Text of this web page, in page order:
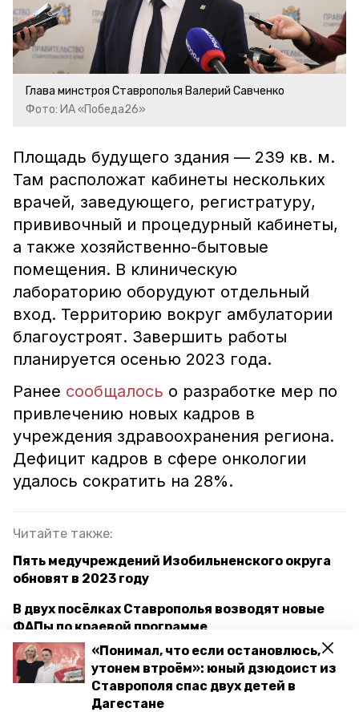
«Понимал, что если остановлюсь,
утонем втроём»: юный дзюдоист из
Ставрополя спас двух детей в
Дагестане
Глава минстроя Ставрополья Валерий Савченко
Фото: ИА «Победа26»
Площадь будущего здания — 239 кв. м.
Там расположат кабинеты нескольких
врачей, заведующего, регистратуру,
прививочный и процедурный кабинеты,
а также хозяйственно-бытовые
помещения. В клиническую
лабораторию оборудуют отдельный
вход. Территорию вокруг амбулатории
благоустроят. Завершить работы
планируется осенью 2023 года.
Ранее сообщалось о разработке мер по
привлечению новых кадров в
учреждения здравоохранения региона.
Дефицит кадров в сфере онкологии
удалось сократить на 28%.
Читайте также:
Пять медучреждений Изобильненского округа
обновят в 2023 году
В двух посёлках Ставрополья возводят новые
ФАПы по краевой программе
Как преобразилась сельская амбулатория на
Ставрополье благодаря госпрограмме —
фоторепортаж